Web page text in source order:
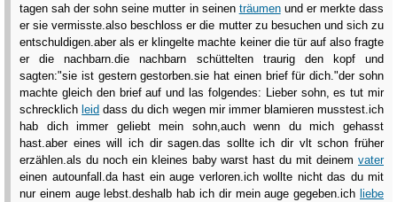
tagen sah der sohn seine mutter in seinen träumenund er merkte dass
er sie vermisste.also beschloss er die mutter zu besuchen und sich zu
entschuldigen.aber als er klingelte machte keiner die tür auf also fragte
er die nachbarn.die nachbarn schüttelten traurig den kopf und
sagten:"sie ist gestern gestorben.sie hat einen brief für dich."der sohn
machte gleich den brief auf und las folgendes: Lieber sohn, es tut mir
schrecklich leid dass du dich wegen mir immer blamieren musstest.ich
hab dich immer geliebt mein sohn,auch wenn du mich gehasst
hast.aber eines will ich dir sagen.das sollte ich dir vlt schon früher
erzählen.als du noch ein kleines baby warst hast du mit deinem vater
einen autounfall.da hast ein auge verloren.ich wollte nicht das du mit
nur einem auge lebst.deshalb hab ich dir mein auge gegeben.ich liebe